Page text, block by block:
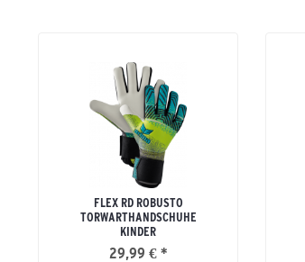
FLEX RD ROBUSTO
TORWARTHANDSCHUHE
KINDER
29,99 € *